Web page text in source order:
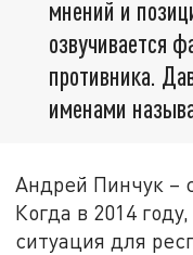
мнений и
озвучивается
противника.
именами
Андрей Пинчук –
Когда в 2014
ситуация для